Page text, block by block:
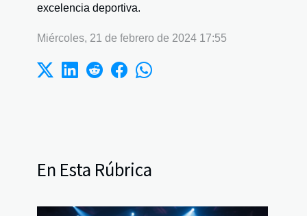
excelencia deportiva.
Miércoles, 21 de febrero de 2024 17:55
En Esta Rúbrica